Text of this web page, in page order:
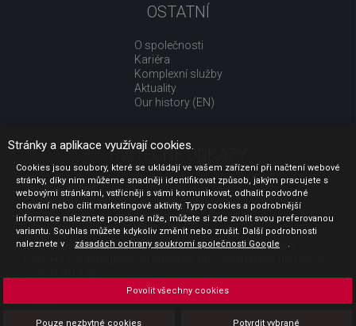
OSTATNÍ
O společnosti
Kariéra
Komplexní služby
Aktuality
Our history (EN)
UŽITEČNÉ ODKAZY
Jak nakupovat
Obchodní podmínky
GDPR - ochrana osobních údajů
Profil zadavatele
Sdělení před uzavřením kupní smlouvy pro spotřebitele
Platba
Stránky a aplikace využívají cookies.
Cookies jsou soubory, které se ukládají ve vašem zařízení při načtení webové
stránky, díky nim můžeme snadněji identifikovat způsob, jakým pracujete s
webovými stránkami, vstřícněji s vámi komunikovat, odhalit podvodné
chování nebo cílit marketingové aktivity. Typy cookies a podrobnější
informace naleznete popsané níže, můžete si zde zvolit svou preferovanou
variantu. Souhlas můžete kdykoliv změnit nebo zrušit. Další podrobnosti
naleznete v
zásadách ochrany soukromí společnosti Google .
Pouze nezbytné cookies Potvrdit vybrané
Povolit všechny cookies